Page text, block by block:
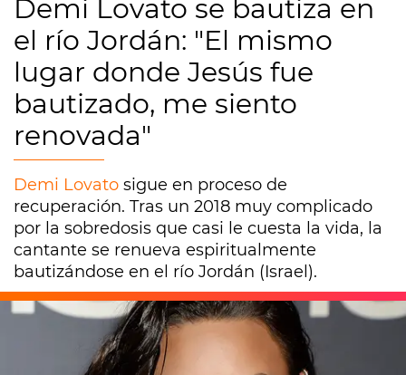
Demi Lovato se bautiza en
el río Jordán: "El mismo
lugar donde Jesús fue
bautizado, me siento
renovada"
Demi Lovato sigue en proceso de
recuperación. Tras un 2018 muy complicado
por la sobredosis que casi le cuesta la vida, la
cantante se renueva espiritualmente
bautizándose en el río Jordán (Israel).